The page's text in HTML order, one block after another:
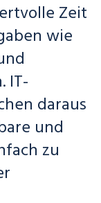
Zeit
wie
IT-
daraus
und
zu